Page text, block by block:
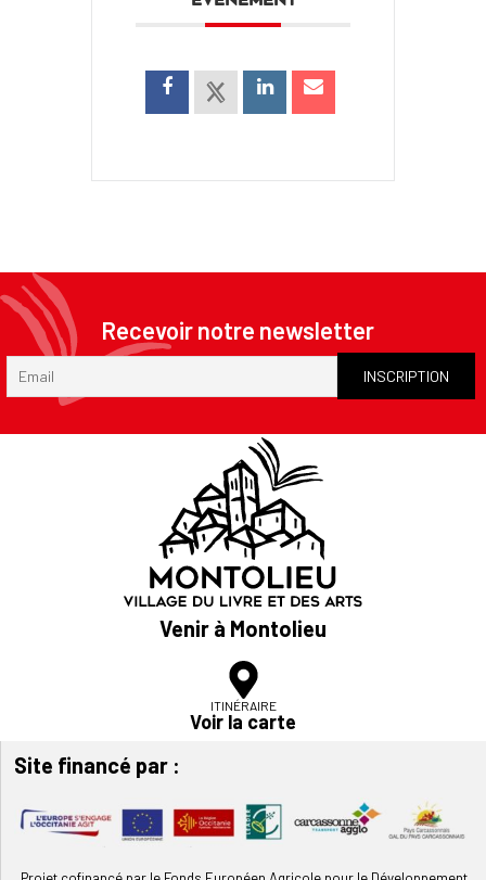
Recevoir notre newsletter
Venir à Montolieu
ITINÉRAIRE
Voir la carte
Site financé par :